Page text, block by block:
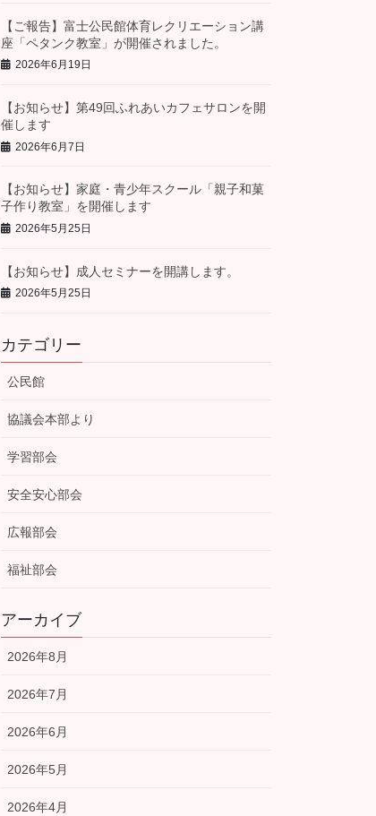
【ご報告】富士公民館体育レクリエーション講
座「ペタンク教室」が開催されました。
2026年6月19日
【お知らせ】第49回ふれあいカフェサロンを開
催します
2026年6月7日
【お知らせ】家庭・青少年スクール「親子和菓
子作り教室」を開催します
2026年5月25日
【お知らせ】成人セミナーを開講します。
2026年5月25日
カテゴリー
公民館
協議会本部より
学習部会
安全安心部会
広報部会
福祉部会
アーカイブ
2026年8月
2026年7月
2026年6月
2026年5月
2026年4月